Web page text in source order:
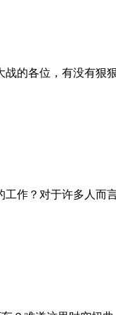
战的各位，有没有狠
工作？对于许多人而